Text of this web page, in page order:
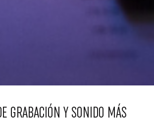
GRABACIÓN Y SONIDO MÁS